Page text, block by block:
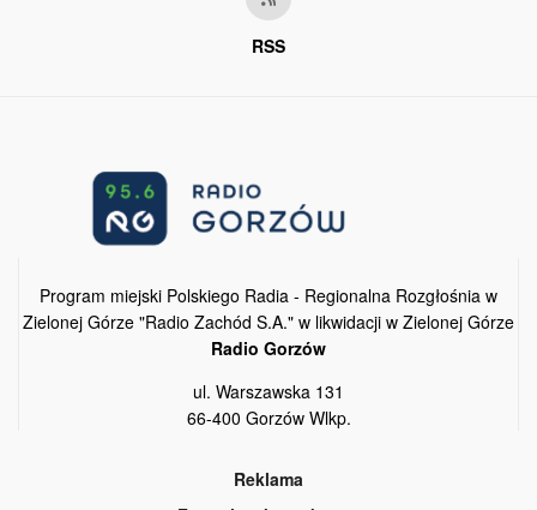
RSS
Program miejski Polskiego Radia - Regionalna Rozgłośnia w
Zielonej Górze "Radio Zachód S.A." w likwidacji w Zielonej Górze
Radio Gorzów
ul. Warszawska 131
66-400 Gorzów Wlkp.
Reklama